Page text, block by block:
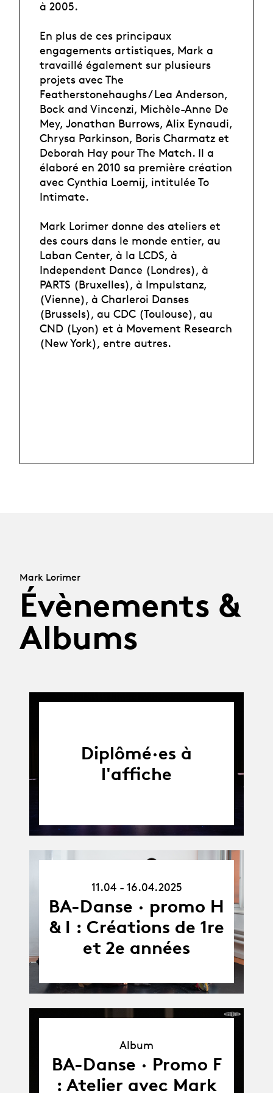
à 2005.
En plus de ces principaux
engagements artistiques, Mark a
travaillé également sur plusieurs
projets avec The
Featherstonehaughs / Lea Anderson,
Bock and Vincenzi, Michèle-Anne De
Mey, Jonathan Burrows, Alix Eynaudi,
Chrysa Parkinson, Boris Charmatz et
Deborah Hay pour The Match. Il a
élaboré en 2010 sa première création
avec Cynthia Loemij, intitulée To
Intimate.
Mark Lorimer donne des ateliers et
des cours dans le monde entier, au
Laban Center, à la LCDS, à
Independent Dance (Londres), à
PARTS (Bruxelles), à Impulstanz,
(Vienne), à Charleroi Danses
(Brussels), au CDC (Toulouse), au
CND (Lyon) et à Movement Research
(New York), entre autres.
Mark Lorimer
Évènements &
Albums
Diplômé·es à
l'affiche
16.04.25
11.04 - 16.04.2025
BA-Danse · promo H
& I : Créations de 1re
et 2e années
Album
BA-Danse · Promo F
: Atelier avec Mark